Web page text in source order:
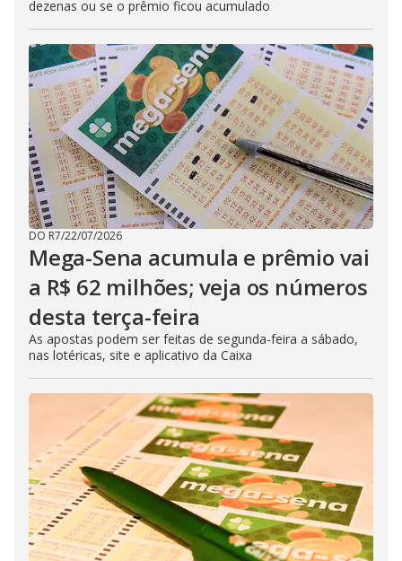
dezenas ou se o prêmio ficou acumulado
DO R7/22/07/2026
Mega-Sena acumula e prêmio vai
a R$ 62 milhões; veja os números
desta terça-feira
As apostas podem ser feitas de segunda-feira a sábado,
nas lotéricas, site e aplicativo da Caixa